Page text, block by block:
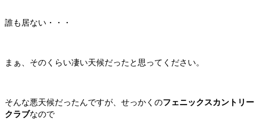
誰も居ない・・・
まぁ、そのくらい凄い天候だったと思ってください。
そんな悪天候だったんですが、せっかくのフェニックスカントリー
クラブなので